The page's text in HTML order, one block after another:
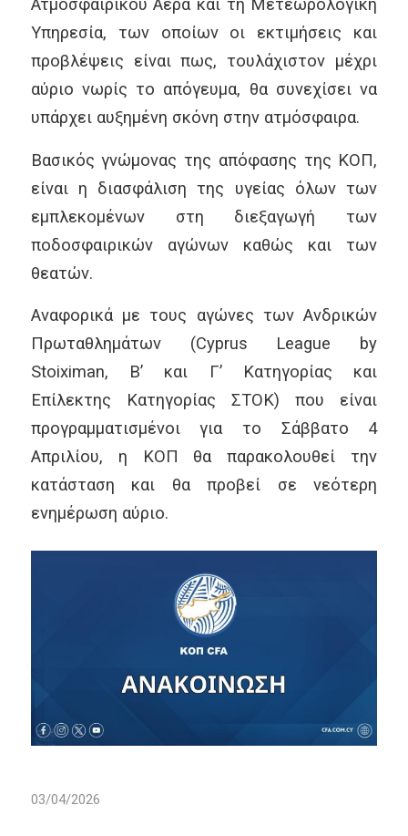
Ατμοσφαιρικού Αέρα και τη Μετεωρολογική
Υπηρεσία, των οποίων οι εκτιμήσεις και
προβλέψεις είναι πως, τουλάχιστον μέχρι
αύριο νωρίς το απόγευμα, θα συνεχίσει να
υπάρχει αυξημένη σκόνη στην ατμόσφαιρα.
Βασικός γνώμονας της απόφασης της ΚΟΠ,
είναι η διασφάλιση της υγείας όλων των
εμπλεκομένων στη διεξαγωγή των
ποδοσφαιρικών αγώνων καθώς και των
θεατών.
Αναφορικά με τους αγώνες των Ανδρικών
Πρωταθλημάτων (Cyprus League by
Stoiximan, Β’ και Γ’ Κατηγορίας και
Επίλεκτης Κατηγορίας ΣΤΟΚ) που είναι
προγραμματισμένοι για το Σάββατο 4
Απριλίου, η ΚΟΠ θα παρακολουθεί την
κατάσταση και θα προβεί σε νεότερη
ενημέρωση αύριο.
03/04/2026